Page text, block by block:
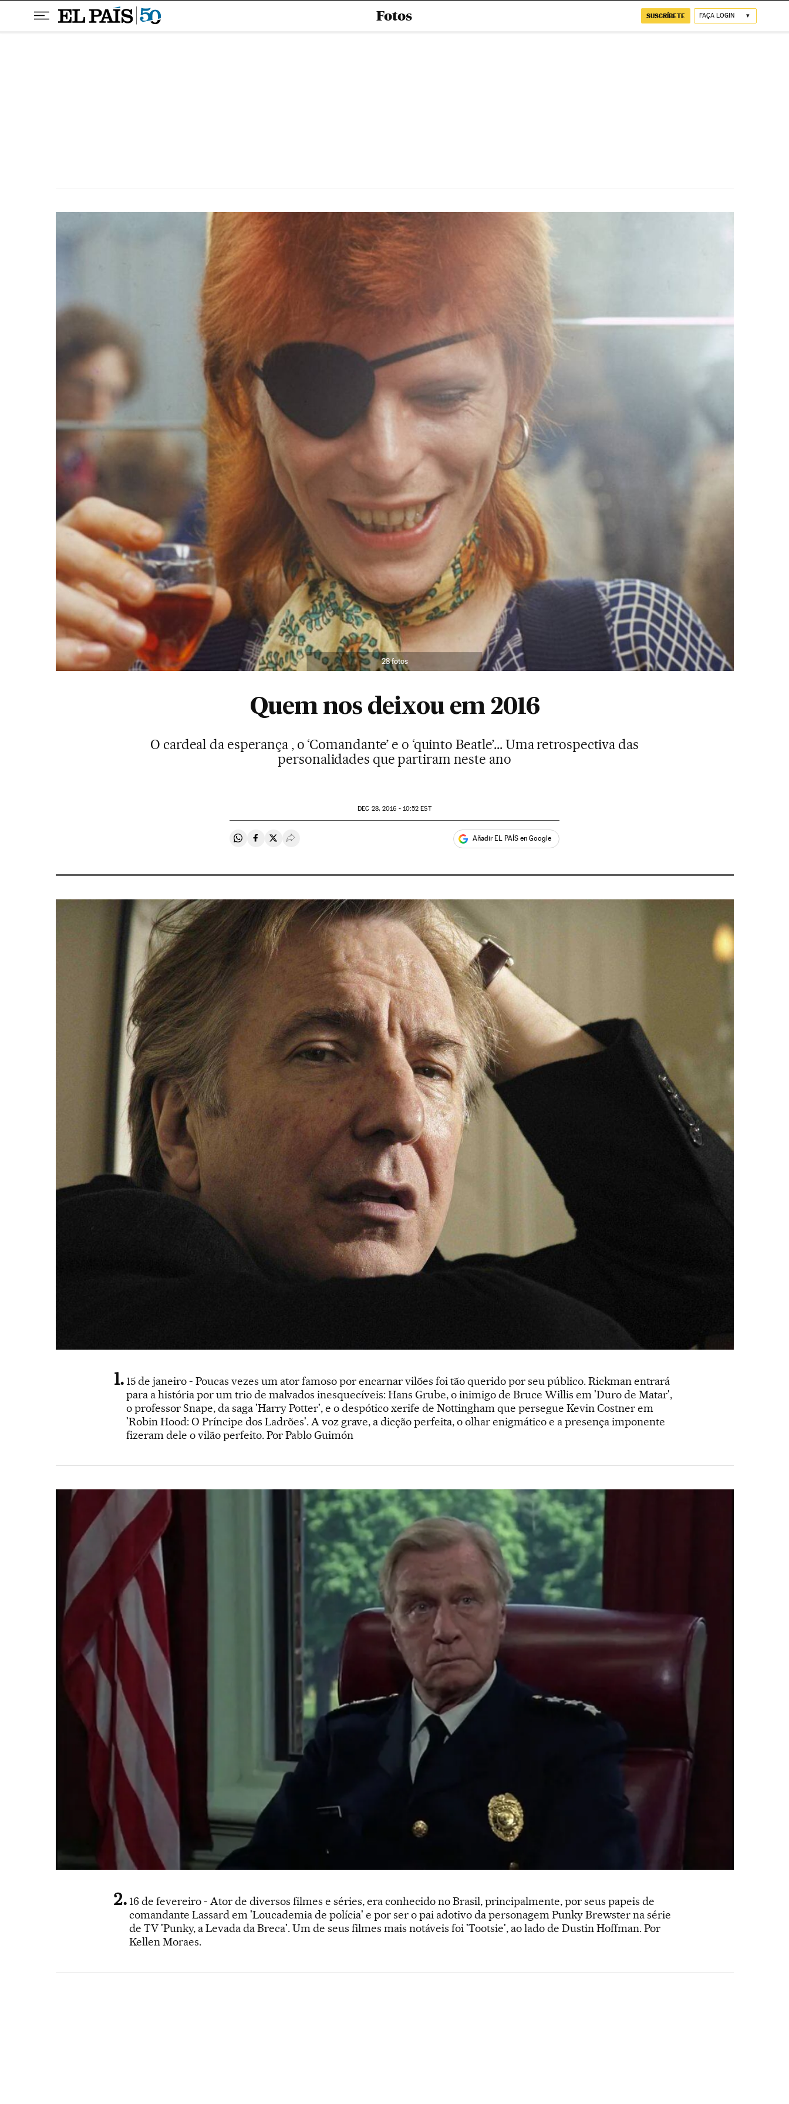
Fotos SUSCRÍBETE FAÇA LOGIN
28 fotos
Quem nos deixou em 2016
O cardeal da esperança , o ‘Comandante’ e o ‘quinto Beatle’... Uma retrospectiva das
personalidades que partiram neste ano
DEC 28, 2016 - 10:52 EST
Compartir en Whatsapp
Compartir en Facebook
Compartir en Twitter
Desplegar Redes Sociales Añadir EL PAÍS en Google
15 de janeiro - Poucas vezes um ator famoso por encarnar vilões foi tão querido por seu público. Rickman entrará
para a história por um trio de malvados inesquecíveis: Hans Grube, o inimigo de Bruce Willis em 'Duro de Matar',
o professor Snape, da saga 'Harry Potter', e o despótico xerife de Nottingham que persegue Kevin Costner em
'Robin Hood: O Príncipe dos Ladrões'. A voz grave, a dicção perfeita, o olhar enigmático e a presença imponente
fizeram dele o vilão perfeito. Por Pablo Guimón
16 de fevereiro - Ator de diversos filmes e séries, era conhecido no Brasil, principalmente, por seus papeis de
comandante Lassard em 'Loucademia de polícia' e por ser o pai adotivo da personagem Punky Brewster na série
de TV 'Punky, a Levada da Breca'. Um de seus filmes mais notáveis foi 'Tootsie', ao lado de Dustin Hoffman. Por
Kellen Moraes.